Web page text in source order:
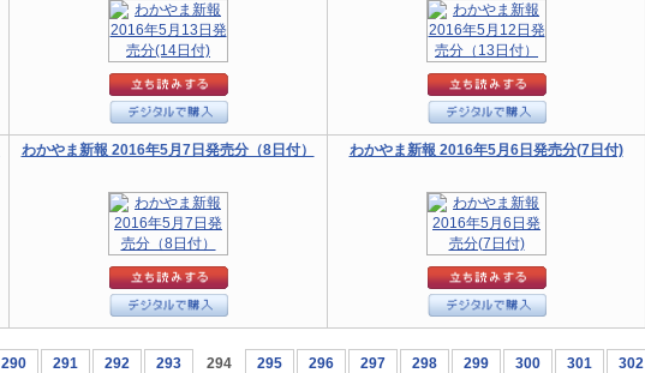
わかやま新報 2016年5月7日発売分（8日付） わかやま新報 2016年5月6日発売分(7日付)
290 291 292 293 294 295 296 297 298 299 300 301 302